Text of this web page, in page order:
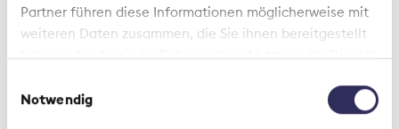
Partner führen diese Informationen möglicherweise mit
weiteren Daten zusammen, die Sie ihnen bereitgestellt
haben oder die sie im Rahmen Ihrer Nutzung der Dienste
Notwendig